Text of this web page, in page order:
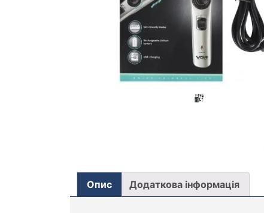
Опис Додаткова інформація